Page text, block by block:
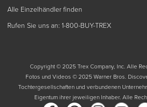
Alle Einzelhändler finden
Rufen Sie uns an: 1-800-BUY-TREX
Copyright © 2025 Trex Company, Inc. Alle
Fotos und Videos © 2025 Warner Bros.
Tochtergesellschaften und verbundenen
Eigentum ihrer jeweiligen Inhaber. Alle